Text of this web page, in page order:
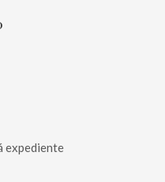
expediente